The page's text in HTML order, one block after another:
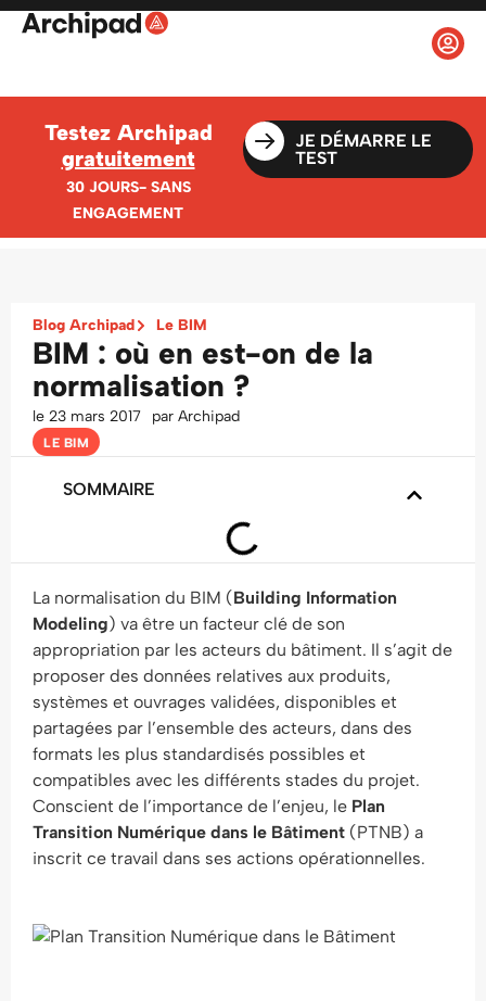
Testez Archipad
gratuitement
30 JOURS- SANS
ENGAGEMENT
JE DÉMARRE LE
TEST
Blog Archipad Le BIM
BIM : où en est-on de la
normalisation ?
le 23 mars 2017 par Archipad
LE BIM
SOMMAIRE
La normalisation du BIM (Building Information
Modeling) va être un facteur clé de son
appropriation par les acteurs du bâtiment. Il s’agit de
proposer des données relatives aux produits,
systèmes et ouvrages validées, disponibles et
partagées par l’ensemble des acteurs, dans des
formats les plus standardisés possibles et
compatibles avec les différents stades du projet.
Conscient de l’importance de l’enjeu, le Plan
Transition Numérique dans le Bâtiment (PTNB) a
inscrit ce travail dans ses actions opérationnelles.